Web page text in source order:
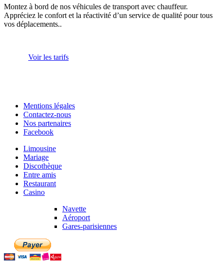
Montez à bord de nos véhicules de transport avec chauffeur.
Appréciez le confort et la réactivité d’un service de qualité pour tous
vos déplacements..
Voir les tarifs
Mentions légales
Contactez-nous
Nos partenaires
Facebook
Limousine
Mariage
Discothèque
Entre amis
Restaurant
Casino
Navette
Aéroport
Gares-parisiennes